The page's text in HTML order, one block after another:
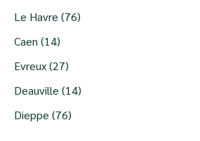
Le Havre (76)
Caen (14)
Evreux (27)
Deauville (14)
Dieppe (76)